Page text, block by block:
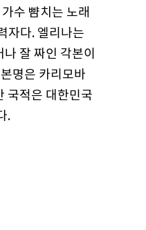
수 뺨치는 노래
자다. 엘리나는
잘 짜인 각본이
명은 카리모바
적은 대한민국
.